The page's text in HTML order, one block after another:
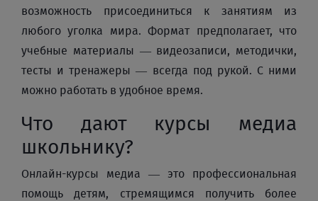
возможность присоединиться к занятиям из
любого уголка мира. Формат предполагает, что
учебные материалы — видеозаписи, методички,
тесты и тренажеры — всегда под рукой. С ними
можно работать в удобное время.
Что дают курсы медиа
школьнику?
Онлайн-курсы медиа — это профессиональная
помощь детям, стремящимся получить более